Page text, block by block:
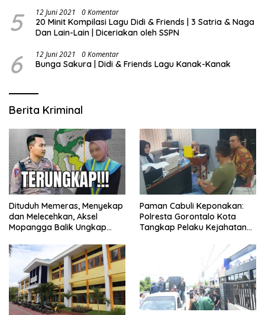
5 12 Juni 2021 0 Komentar
20 Minit Kompilasi Lagu Didi & Friends | 3 Satria & Naga
Dan Lain-Lain | Diceriakan oleh SSPN
6 12 Juni 2021 0 Komentar
Bunga Sakura | Didi & Friends Lagu Kanak-Kanak
Berita Kriminal
Dituduh Memeras, Menyekap
dan Melecehkan, Aksel
Mopangga Balik Ungkap
Paman Cabuli Keponakan:
Polresta Gorontalo Kota
Tangkap Pelaku Kejahatan